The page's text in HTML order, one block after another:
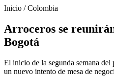
Inicio /Colombia
Arroceros se
Bogotá
El inicio de la segunda semana del
un nuevo intento de mesa de